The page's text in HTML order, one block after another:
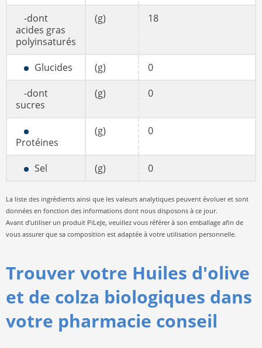
-dont
acides gras
polyinsaturés
(g) 18
Glucides (g)
0
-dont
sucres
(g) 0
Protéines
(g) 0
Sel (g) 0
La liste des ingrédients ainsi que les valeurs analytiques peuvent évoluer et sont
données en fonction des informations dont nous disposons à ce jour.
Avant d’utiliser un produit PiLeJe, veuillez vous référer à son emballage afin de
vous assurer que sa composition est adaptée à votre utilisation personnelle.
Trouver votre Huiles d'olive
et de colza biologiques dans
votre pharmacie conseil